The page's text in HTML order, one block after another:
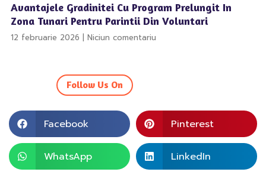
Avantajele Gradinitei Cu Program Prelungit In
Zona Tunari Pentru Parintii Din Voluntari
12 februarie 2026 Niciun comentariu
Follow Us On
Facebook Pinterest
WhatsApp LinkedIn